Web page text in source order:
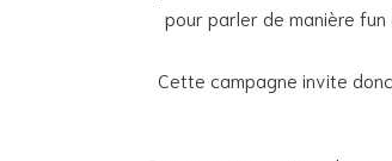
pour parler de manière
Cette campagne invite